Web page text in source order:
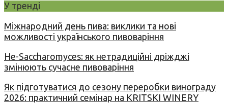
У тренді
Міжнародний день пива: виклики та нові
можливості українського пивоваріння
Не-Saccharomyces: як нетрадиційні дріжджі
змінюють сучасне пивоваріння
Як підготуватися до сезону переробки винограду
2026: практичний семінар на KRITSKI WINERY